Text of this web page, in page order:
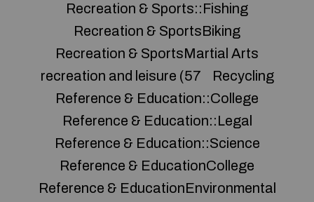
Recreation & Sports::Fishing
Recreation & SportsBiking
Recreation & SportsMartial Arts
recreation and leisure (57
Recycling
Reference & Education::College
Reference & Education::Legal
Reference & Education::Science
Reference & EducationCollege
Reference & EducationEnvironmental